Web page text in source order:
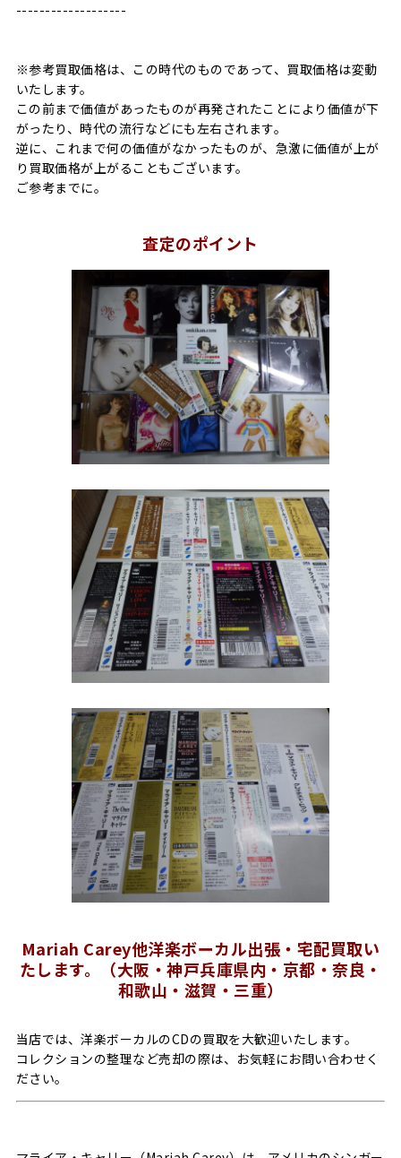
-------------------
※参考買取価格は、この時代のものであって、買取価格は変動
いたします。
この前まで価値があったものが再発されたことにより価値が下
がったり、時代の流行などにも左右されます。
逆に、これまで何の価値がなかったものが、急激に価値が上が
り買取価格が上がることもございます。
ご参考までに。
査定のポイント
Mariah Carey他洋楽ボーカル出張・宅配買取い
たします。（大阪・神戸兵庫県内・京都・奈良・
和歌山・滋賀・三重）
当店では、洋楽ボーカルのCDの買取を大歓迎いたします。
コレクションの整理など売却の際は、お気軽にお問い合わせく
ださい。